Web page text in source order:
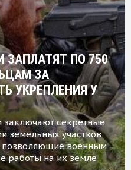
ПО 750
ЗА
УКРЕПЛЕНИЯ У
секретные
земельных участков
позволяющие военным
работы на их земле